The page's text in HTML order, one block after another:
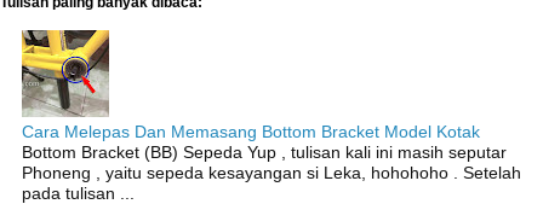
Cara Melepas Dan Memasang Bottom Bracket Model Kotak
Bottom Bracket (BB) Sepeda Yup , tulisan kali ini masih seputar
Phoneng , yaitu sepeda kesayangan si Leka, hohohoho . Setelah
pada tulisan ...